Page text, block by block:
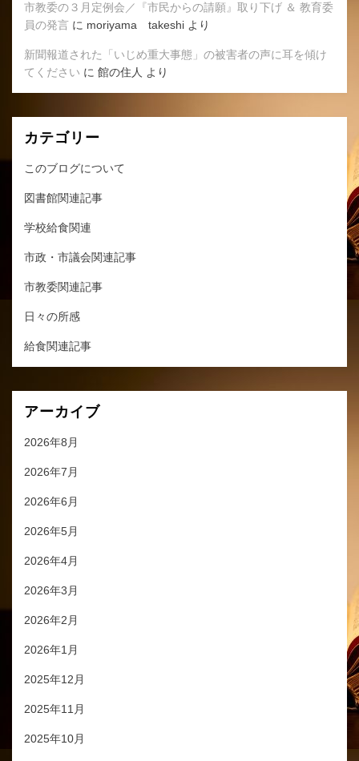
市教委の３月定例会／『市民からの請願』取り下げ ＆ 教育委
員の発言 に moriyama takeshi より
新聞報道された「いじめ重大事態」の被害者の声に耳を傾け
てください に 館の住人 より
カテゴリー
このブログについて
図書館関連記事
学校給食関連
市政・市議会関連記事
市教委関連記事
日々の所感
給食関連記事
アーカイブ
2026年8月
2026年7月
2026年6月
2026年5月
2026年4月
2026年3月
2026年2月
2026年1月
2025年12月
2025年11月
2025年10月